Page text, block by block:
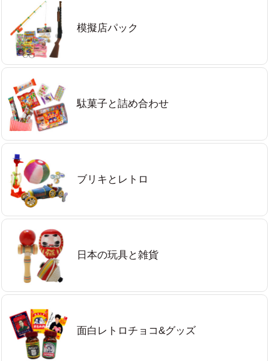
模擬店パック
駄菓子と詰め合わせ
ブリキとレトロ
日本の玩具と雑貨
面白レトロチョコ&グッズ